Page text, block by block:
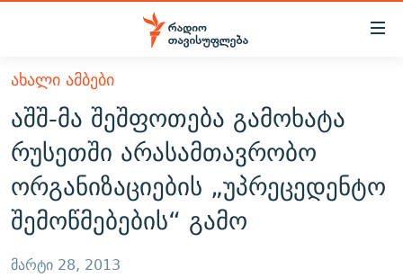
Accessibility
მთავარ
შინაარსზე
დაბრუნება
მთავარ
ნავიგაციაზე
დაბრუნება
ძიებაზე
დაბრუნება
ᲐᲮᲐᲚᲘ ᲐᲛᲑᲔᲑᲘ
ᲗᲔᲛᲔᲑᲘ
ᲞᲝᲚᲘᲢᲘᲙᲐ
ᲔᲙᲝᲜᲝᲛᲘᲙᲐ
ᲡᲐᲖᲝᲒᲐᲓᲝᲔᲑᲐ
ᲙᲣᲚᲢᲣᲠᲐ
ᲕᲘᲓᲔᲝ
ᲑᲚᲝᲒᲔᲑᲘ
ᲞᲝᲓᲙᲐᲡᲢᲔᲑᲘ
ᲐᲡᲐᲗᲘᲐᲜᲘᲡ ᲙᲣᲗᲮᲔ
ᲒᲐᲓᲐᲪᲔᲛᲔᲑᲘ
ᲐᲮᲐᲚᲘ ᲐᲛᲑᲔᲑᲘ
აშშ-მა შეშფოთება გამოხატა
რუსეთში არასამთავრობო
ორგანიზაციების „უპრეცედენტო
შემოწმებების“ გამო
მარტი 28, 2013